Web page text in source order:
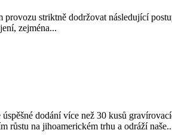
provozu striktně dodržovat následující
zejména...
dodání více než 30 kusů
růstu na jihoamerickém trhu a odráží